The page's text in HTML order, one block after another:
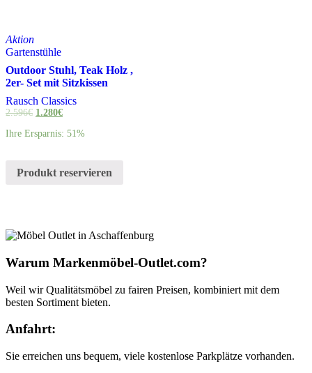
Aktion
Gartenstühle
Outdoor Stuhl, Teak Holz ,
2er- Set mit Sitzkissen
Rausch Classics
2.596€ 1.280€
Ihre Ersparnis: 51%
Produkt reservieren
Warum Markenmöbel-Outlet.com?
Weil wir Qualitätsmöbel zu fairen Preisen, kombiniert mit dem
besten Sortiment bieten.
Anfahrt:
Sie erreichen uns bequem, viele kostenlose Parkplätze vorhanden.